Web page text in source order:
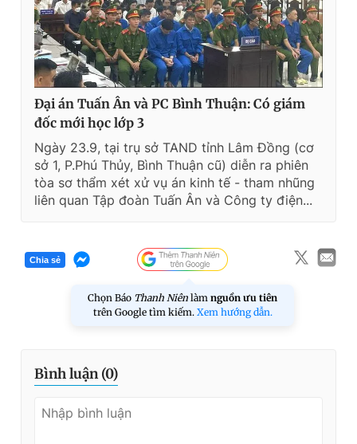
Đại án Tuấn Ân và PC Bình Thuận: Có giám
đốc mới học lớp 3
Ngày 23.9, tại trụ sở TAND tỉnh Lâm Đồng (cơ
sở 1, P.Phú Thủy, Bình Thuận cũ) diễn ra phiên
tòa sơ thẩm xét xử vụ án kinh tế - tham nhũng
liên quan Tập đoàn Tuấn Ân và Công ty điện...
Chia sẻ
Chọn Báo Thanh Niên làm nguồn ưu tiên
trên Google tìm kiếm. Xem hướng dẫn.
Bình luận (0)